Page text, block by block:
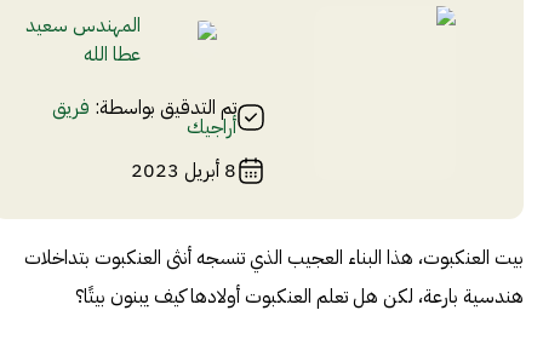
المهندس سعيد
عطا الله
تم التدقيق بواسطة: فريق
أراجيك
8 أبريل 2023
بيت العنكبوت، هذا البناء العجيب الذي تنسجه أنثى العنكبوت بتداخلات
هندسية بارعة، لكن هل تعلم العنكبوت أولادها كيف يبنون بيتًا؟